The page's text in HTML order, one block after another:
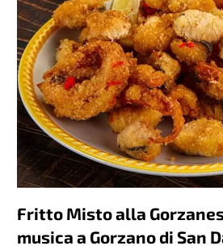
Fritto Misto alla
musica a Gorzano di San